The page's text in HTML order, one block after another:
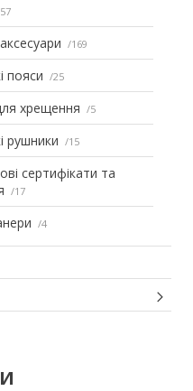
57
169
пояси 25
хрещення 5
рушники 15
сертифікати та
17
4